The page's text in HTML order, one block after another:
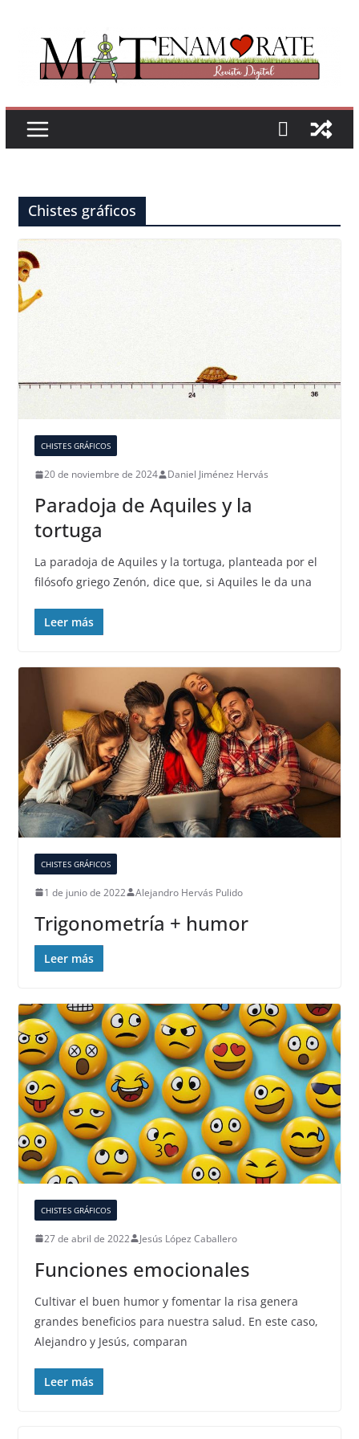
contenido
Chistes gráficos
CHISTES GRÁFICOS
20 de noviembre de 2024 Daniel Jiménez Hervás
Paradoja de Aquiles y la
tortuga
La paradoja de Aquiles y la tortuga, planteada por el
filósofo griego Zenón, dice que, si Aquiles le da una
Leer más
CHISTES GRÁFICOS
1 de junio de 2022 Alejandro Hervás Pulido
Trigonometría + humor
Leer más
CHISTES GRÁFICOS
27 de abril de 2022 Jesús López Caballero
Funciones emocionales
Cultivar el buen humor y fomentar la risa genera
grandes beneficios para nuestra salud. En este caso,
Alejandro y Jesús, comparan
Leer más